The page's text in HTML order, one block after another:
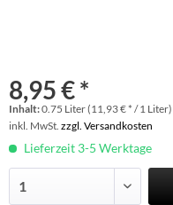
8,95 € *
Inhalt:0.75 Liter (11,93 € * / 1 Liter)
inkl. MwSt. zzgl. Versandkosten
Lieferzeit 3-5 Werktage